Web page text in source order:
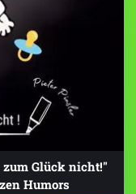
zum Glück nicht!"
Humors